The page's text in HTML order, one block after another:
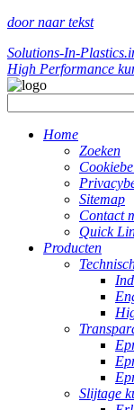
door naar tekst
Solutions-In-
High Performance
Home
Zoeken
Sitemap
Contact
Quick
Producten
Slijtage